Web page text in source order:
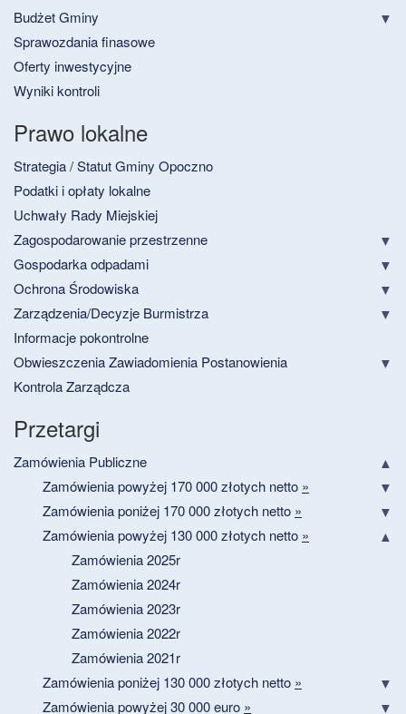
Budżet Gminy
Sprawozdania finasowe
Oferty inwestycyjne
Wyniki kontroli
Prawo lokalne
Strategia / Statut Gminy Opoczno
Podatki i opłaty lokalne
Uchwały Rady Miejskiej
Zagospodarowanie przestrzenne
Gospodarka odpadami
Ochrona Środowiska
Zarządzenia/Decyzje Burmistrza
Informacje pokontrolne
Obwieszczenia Zawiadomienia Postanowienia
Kontrola Zarządcza
Przetargi
Zamówienia Publiczne
Zamówienia powyżej 170 000 złotych netto »
Zamówienia poniżej 170 000 złotych netto »
Zamówienia powyżej 130 000 złotych netto »
Zamówienia 2025r
Zamówienia 2024r
Zamówienia 2023r
Zamówienia 2022r
Zamówienia 2021r
Zamówienia poniżej 130 000 złotych netto »
Zamówienia powyżej 30 000 euro »